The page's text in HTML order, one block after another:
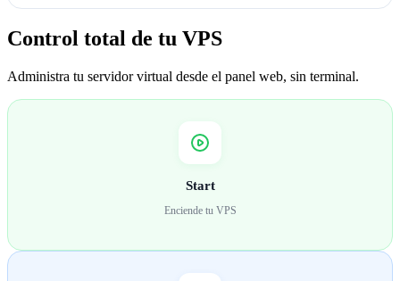
Control total de tu VPS
Administra tu servidor virtual desde el panel web, sin terminal.
Start
Enciende tu VPS